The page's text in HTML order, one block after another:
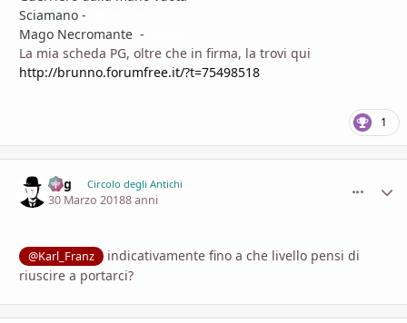
Sciamano -
Mago Necromante -
La mia scheda PG, oltre che in firma, la trovi qui
http://brunno.forumfree.it/?t=75498518
1
Fog Circolo degli Antichi
30 Marzo 20188 anni
@Karl_Franz
indicativamente fino a che livello pensi di
riuscire a portarci?